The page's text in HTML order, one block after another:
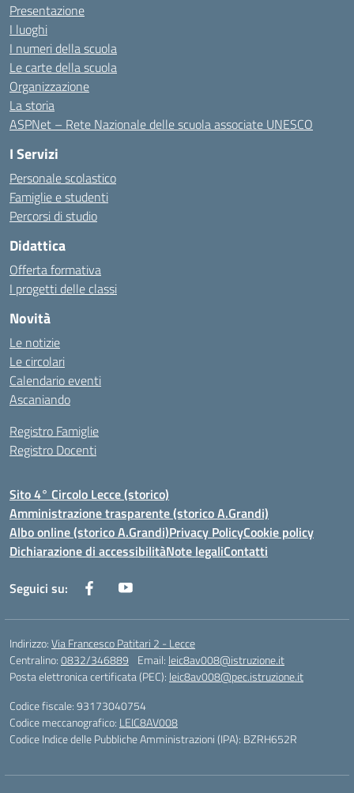
Presentazione
I luoghi
I numeri della scuola
Le carte della scuola
Organizzazione
La storia
ASPNet – Rete Nazionale delle scuola associate UNESCO
I Servizi
Personale scolastico
Famiglie e studenti
Percorsi di studio
Didattica
Offerta formativa
I progetti delle classi
Novità
Le notizie
Le circolari
Calendario eventi
Ascaniando
Registro Famiglie
Registro Docenti
Sito 4° Circolo Lecce (storico)
Amministrazione trasparente (storico A.Grandi)
Albo online (storico A.Grandi)Privacy PolicyCookie policy
Dichiarazione di accessibilitàNote legaliContatti
Seguici su:
Indirizzo:Via Francesco Patitari 2 - Lecce
Centralino:0832/346889 Email: leic8av008@istruzione.it
Posta elettronica certificata (PEC): leic8av008@pec.istruzione.it
Codice fiscale: 93173040754
Codice meccanografico: LEIC8AV008
Codice Indice delle Pubbliche Amministrazioni (IPA): BZRH652R